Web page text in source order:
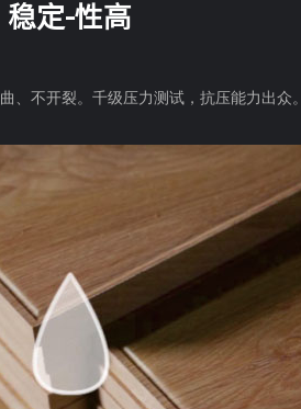
稳定-性高
、不开裂。千级压力测试，抗压能力出众。